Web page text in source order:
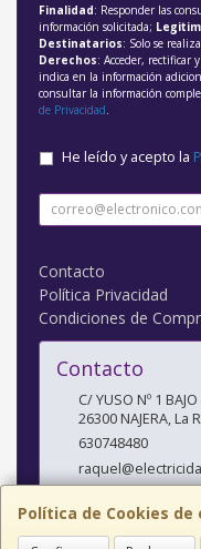
Política de Cookies
Finalidad: Responder las
información solicitada;
Destinatarios: Solo se
Derechos: Acceder, rectificar
indica en la información
consultar la información
de Privacidad
He leído y acepto la
Contacto
Política Privacidad
Condiciones de
Contacto
C/ YUSO Nº 1 BAJO
26300NAJERA,La
630748480
Horario